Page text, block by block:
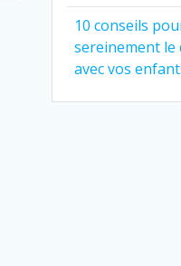
10 conseils
sereinement
avec vos